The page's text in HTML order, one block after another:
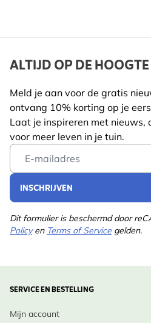
opnieuw fris uit.
Voordelen voor Wilde Dieren:
Een rijke nectarbron voor bijen,
insecten; ook interessant voor
de nazomer.
Ontwerp Inspiratie:
Combineer ‘Maikönigin’ in
met Klaprozen, Knoopkruid of
romantisch, natuurlijk uiterlijk.
kleurcontrast.
Afgeleid van de inheemse
Lengte
Gewicht
Diersoort
Kleur
Meerjarig Ja
Standplaats
Plukmaanden
Lees meer
ALTIJD OP DE
Meld je aan voor de gratis
ontvang 10% korting op je
Laat je inspireren met nieuws,
voor meer leven in je tuin.
Email Address
INSCHRIJVEN
Dit formulier is beschermd door
Policyen Terms of Service gelden.
SERVICE EN BESTELLING
Mijn account